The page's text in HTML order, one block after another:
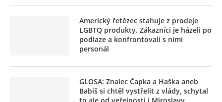
Americký řetězec stahuje z prodeje
LGBTQ produkty. Zákazníci je házeli po
podlaze a konfrontovali s nimi
personál
GLOSA: Znalec Čapka a Haška aneb
Babiš si chtěl vystřelit z vlády, schytal